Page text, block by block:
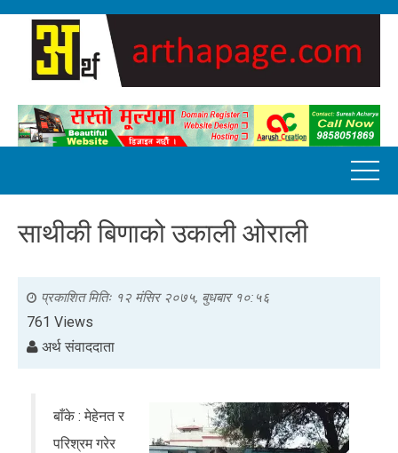
साथीकी बिणाको उकाली ओराली
प्रकाशित मितिः १२ मंसिर २०७५, बुधबार १०:५६
761 Views
अर्थ संवाददाता
बाँके : मेहेनत र
परिश्रम गरेर